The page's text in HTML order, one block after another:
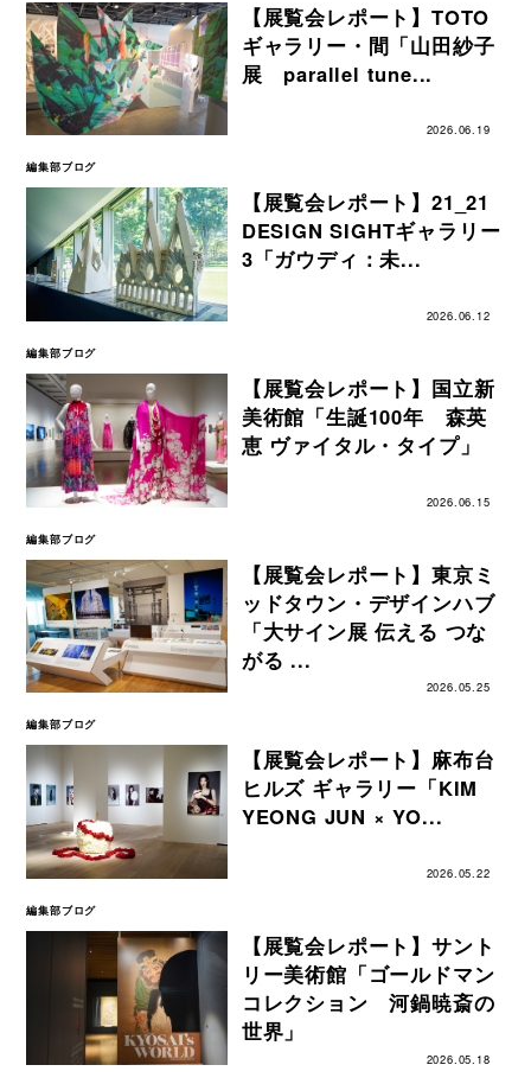
【展覧会レポート】TOTO
ギャラリー・間「山田紗子
展 parallel tune...
2026.06.19
編集部ブログ
【展覧会レポート】21_21
DESIGN SIGHTギャラリー
3「ガウディ：未...
2026.06.12
編集部ブログ
【展覧会レポート】国立新
美術館「生誕100年 森英
恵 ヴァイタル・タイプ」
2026.06.15
編集部ブログ
【展覧会レポート】東京ミ
ッドタウン・デザインハブ
「大サイン展 伝える つな
がる ...
2026.05.25
編集部ブログ
【展覧会レポート】麻布台
ヒルズ ギャラリー「KIM
YEONG JUN × YO...
2026.05.22
編集部ブログ
【展覧会レポート】サント
リー美術館「ゴールドマン
コレクション 河鍋暁斎の
世界」
2026.05.18